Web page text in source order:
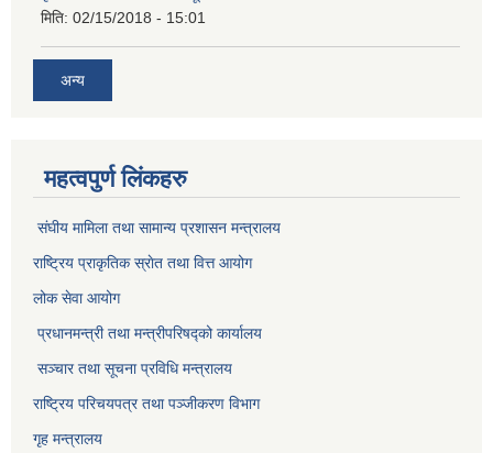
मिति: 02/15/2018 - 15:01
अन्य
महत्वपुर्ण लिंकहरु
संघीय मामिला तथा सामान्य प्रशासन मन्त्रालय
राष्ट्रिय प्राकृतिक स्राेत तथा वित्त आयोग
लोक सेवा आयोग
प्रधानमन्त्री तथा मन्त्रीपरिषद्को कार्यालय
सञ्‍चार तथा सूचना प्रविधि मन्त्रालय
राष्ट्रिय परिचयपत्र तथा पञ्जीकरण विभाग​
गृह मन्त्रालय